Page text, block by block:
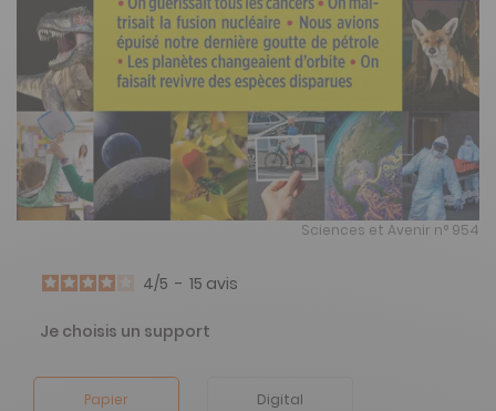
Sciences et Avenir n° 954
4/5 - 15 avis
Je choisis un support
Papier Digital